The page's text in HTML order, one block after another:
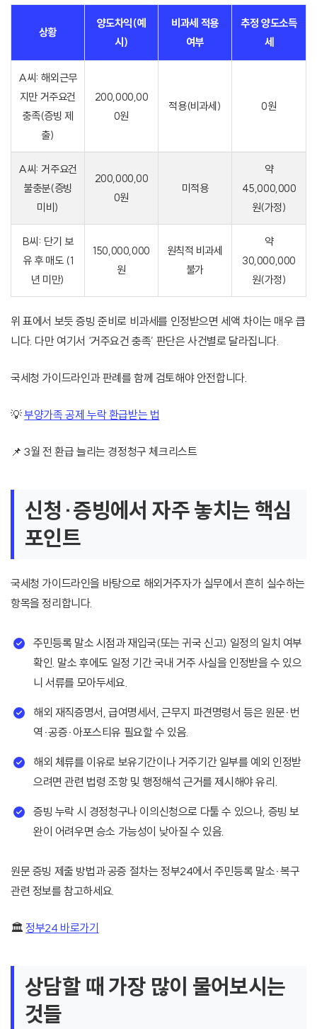
상황
양도차익(예
시)
비과세 적용
여부
추정 양도소득
세
A씨: 해외근무
지만 거주요건
충족(증빙 제
출)
200,000,00
0원
적용(비과세) 0원
A씨: 거주요건
불충분(증빙
미비)
200,000,00
0원
미적용
약
45,000,000
원(가정)
B씨: 단기 보
유 후 매도 (1
년 미만)
150,000,000
원
원칙적 비과세
불가
약
30,000,000
원(가정)
위 표에서 보듯 증빙 준비로 비과세를 인정받으면 세액 차이는 매우 큽
니다. 다만 여기서 ‘거주요건 충족’ 판단은 사건별로 달라집니다.
국세청 가이드라인과 판례를 함께 검토해야 안전합니다.
💡부양가족 공제 누락 환급받는 법
📌 3월 전 환급 늘리는 경정청구 체크리스트
신청·증빙에서 자주 놓치는 핵심
포인트
국세청 가이드라인을 바탕으로 해외거주자가 실무에서 흔히 실수하는
항목을 정리합니다.
주민등록 말소 시점과 재입국(또는 귀국 신고) 일정의 일치 여부
확인. 말소 후에도 일정 기간 국내 거주 사실을 인정받을 수 있으
니 서류를 모아두세요.
해외 재직증명서, 급여명세서, 근무지 파견명령서 등은 원문·번
역·공증·아포스티유 필요할 수 있음.
해외 체류를 이유로 보유기간이나 거주기간 일부를 예외 인정받
으려면 관련 법령 조항 및 행정해석 근거를 제시해야 유리.
증빙 누락 시 경정청구나 이의신청으로 다툴 수 있으나, 증빙 보
완이 어려우면 승소 가능성이 낮아질 수 있음.
원문 증빙 제출 방법과 공증 절차는 정부24에서 주민등록 말소·복구
관련 정보를 참고하세요.
🏛️정부24 바로가기
상담할 때 가장 많이 물어보시는
것들